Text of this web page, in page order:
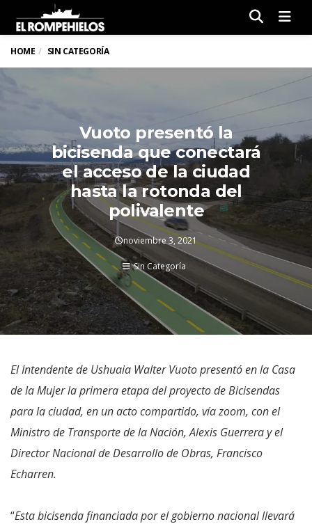
HOME SIN CATEGORÍA
Vuoto presentó la
bicisenda que conectará
el acceso de la ciudad
hasta la rotonda del
polivalente
noviembre 3, 2021
Sin Categoría
El Intendente de Ushuaia Walter Vuoto presentó en la Casa
de la Mujer la primera etapa del proyecto de Bicisendas
para la ciudad, en un acto compartido, vía zoom, con el
Ministro de Transporte de la Nación, Alexis Guerrera y el
Director Nacional de Desarrollo de Obras, Francisco
Echarren.
“Esta bicisenda financiada por el gobierno nacional llevará